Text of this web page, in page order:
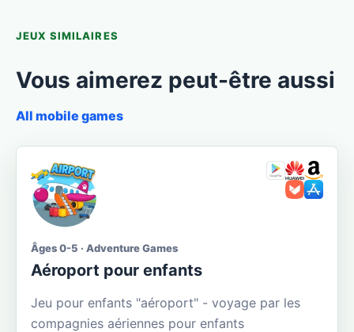
JEUX SIMILAIRES
Vous aimerez peut-être aussi
All mobile games
Âges 0-5 · Adventure Games
Aéroport pour enfants
Jeu pour enfants "aéroport" - voyage par les
compagnies aériennes pour enfants